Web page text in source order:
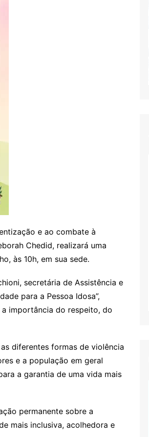
e ao combate à
Chedid, realizará uma
às 10h, em sua sede.
secretária de Assistência e
para a Pessoa Idosa”,
importância do respeito, do
diferentes formas de violência
e a população em geral
a garantia de uma vida mais
permanente sobre a
mais inclusiva, acolhedora e